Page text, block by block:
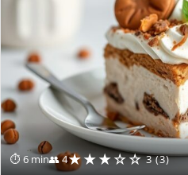
⏱ 6 min👥 4★★★☆☆ 3 (3)